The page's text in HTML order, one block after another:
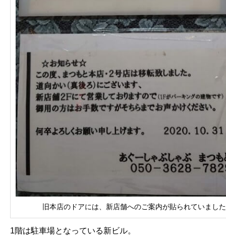
旧本店のドアには、新店舗へのご案内が貼られていまし
1階は駐車場となっている新ビル。